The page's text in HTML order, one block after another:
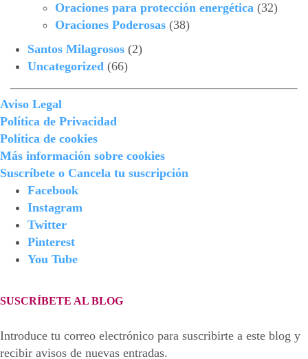
Oraciones para protección energética (32)
Oraciones Poderosas (38)
Santos Milagrosos (2)
Uncategorized (66)
Aviso Legal
Política de Privacidad
Política de cookies
Más información sobre cookies
Suscríbete o Cancela tu suscripción
Facebook
Instagram
Twitter
Pinterest
You Tube
SUSCRÍBETE AL BLOG
Introduce tu correo electrónico para suscribirte a este blog y
recibir avisos de nuevas entradas.